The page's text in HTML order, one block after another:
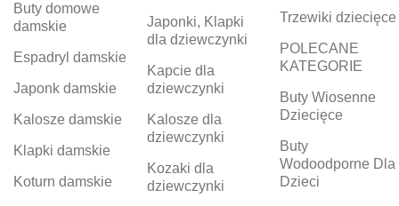
Buty domowe
damskie
Espadryl damskie
Japonk damskie
Kalosze damskie
Klapki damskie
Koturn damskie
Japonki, Klapki
dla dziewczynki
Kapcie dla
dziewczynki
Kalosze dla
dziewczynki
Kozaki dla
dziewczynki
Trzewiki dziecięce
POLECANE
KATEGORIE
Buty Wiosenne
Dziecięce
Buty
Wodoodporne Dla
Dzieci